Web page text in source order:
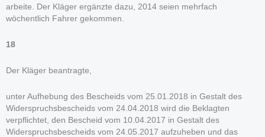
arbeite. Der Kläger ergänzte dazu, 2014 seien mehrfach
wöchentlich Fahrer gekommen.
18
Der Kläger beantragte,
unter Aufhebung des Bescheids vom 25.01.2018 in Gestalt des
Widerspruchsbescheids vom 24.04.2018 wird die Beklagten
verpflichtet, den Bescheid vom 10.04.2017 in Gestalt des
Widerspruchsbescheids vom 24.05.2017 aufzuheben und das